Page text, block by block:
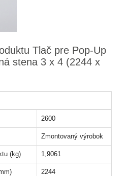
Tlač pre Pop-Up
stena 3 x 4 (2244 x
2600
Zmontovaný výrobok
(kg) 1,9061
2244